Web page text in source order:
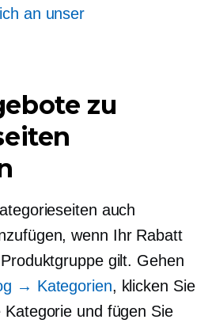
an unser
zu
auch
wenn Ihr Rabatt
gilt. Gehen
→ Kategorien, klicken Sie
und fügen Sie